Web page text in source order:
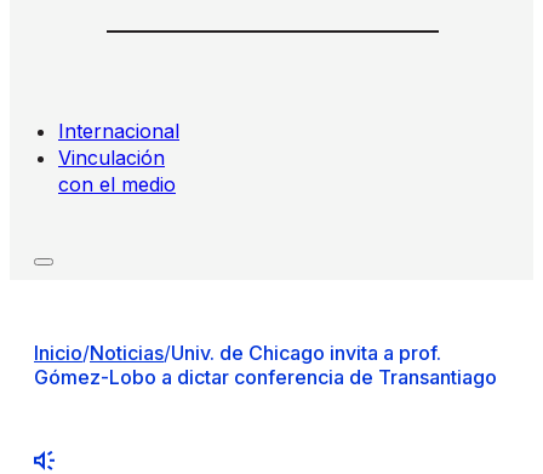
Internacional
Vinculación
con el medio
Inicio/Noticias/Univ. de Chicago invita a prof.
Gómez-Lobo a dictar conferencia de Transantiago